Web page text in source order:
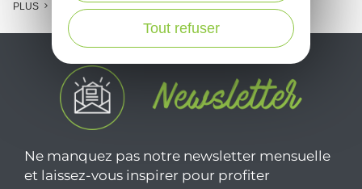
PLUS
Ne manquez pas notre newsletter mensuelle
et laissez-vous inspirer pour profiter
Tout refuser